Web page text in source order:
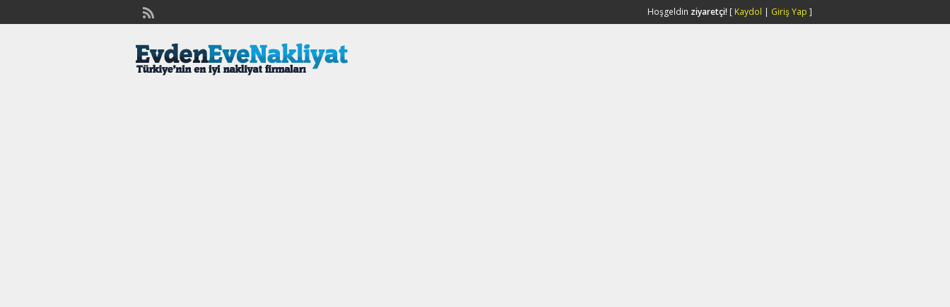
Hoşgeldin ziyaretçi! [ Kaydol | Giriş Yap ]